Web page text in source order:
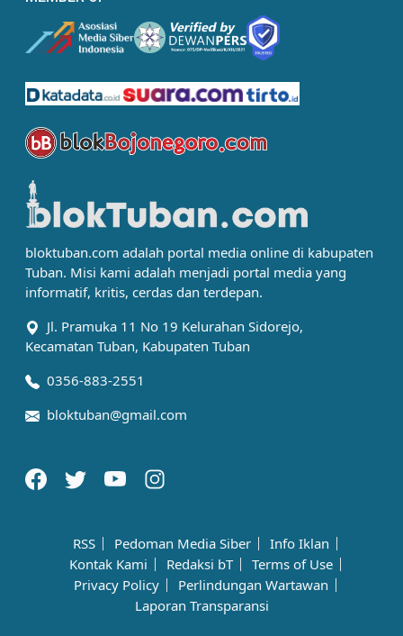
bloktuban.com adalah portal media online di kabupaten
Tuban. Misi kami adalah menjadi portal media yang
informatif, kritis, cerdas dan terdepan.
Jl. Pramuka 11 No 19 Kelurahan Sidorejo,
Kecamatan Tuban, Kabupaten Tuban
0356-883-2551
bloktuban@gmail.com
RSS Pedoman Media Siber
Info Iklan
Kontak Kami
Redaksi bT
Terms of Use
Privacy Policy
Perlindungan Wartawan
Laporan Transparansi